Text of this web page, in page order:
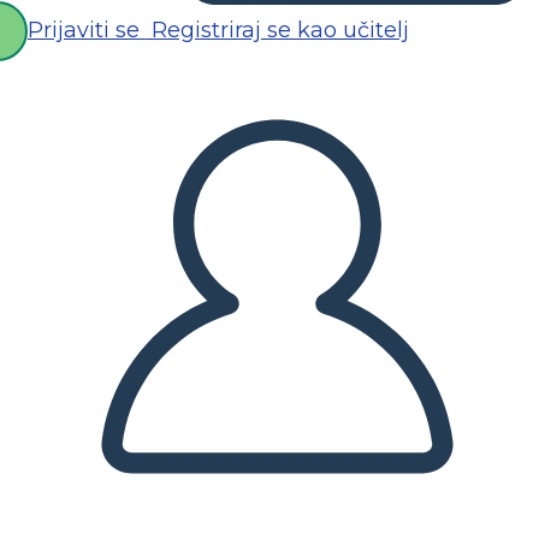
Prijaviti se Registriraj se kao učitelj